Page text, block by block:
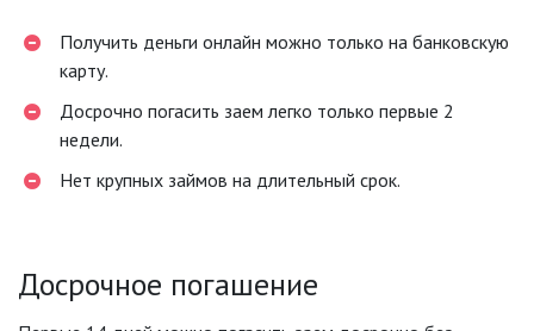
Получить деньги онлайн можно только на банковскую
карту.
Досрочно погасить заем легко только первые 2
недели.
Нет крупных займов на длительный срок.
Досрочное погашение